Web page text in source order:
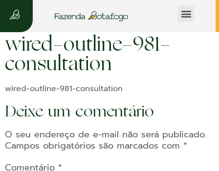
wired-outline-981-
consultation
wired-outline-981-consultation
Deixe um comentário
O seu endereço de e-mail não será publicado.
Campos obrigatórios são marcados com *
Comentário *